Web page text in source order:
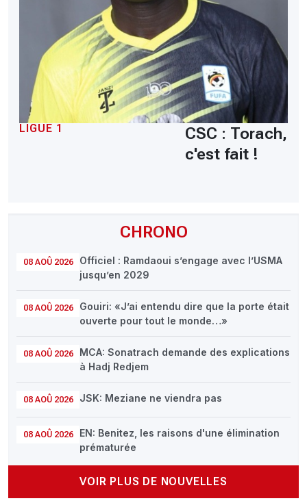
CHRONO
08 AOÛ 2026
Officiel : Ramdaoui s’engage avec l’USMA
jusqu’en 2029
08 AOÛ 2026
Gouiri: «J’ai entendu dire que la porte était
ouverte pour tout le monde…»
08 AOÛ 2026
MCA: Sonatrach demande des explications
à Hadj Redjem
08 AOÛ 2026 JSK: Meziane ne viendra pas
08 AOÛ 2026
EN: Benitez, les raisons d'une élimination
prématurée
VOIR PLUS DE NOUVELLES
LIGUE 1
CSC : Torach,
c'est fait !